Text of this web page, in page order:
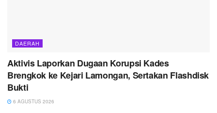
DAERAH
Aktivis Laporkan Dugaan Korupsi Kades
Brengkok ke Kejari Lamongan, Sertakan Flashdisk
Bukti
6 AGUSTUS 2026